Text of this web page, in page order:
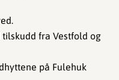
tilskudd fra Vestfold og
på Fulehuk